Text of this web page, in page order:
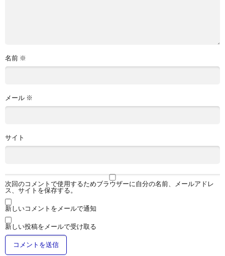
名前 ※
メール ※
サイト
次回のコメントで使用するためブラウザーに自分の名前、メールアドレ
ス、サイトを保存する。
新しいコメントをメールで通知
新しい投稿をメールで受け取る